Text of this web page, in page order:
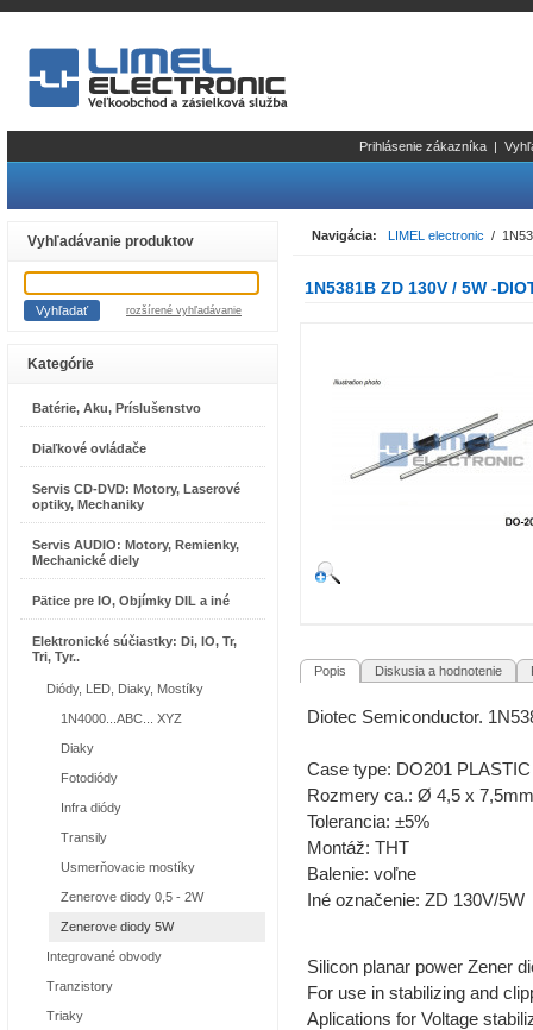
Prihlásenie zákazníka |
Vyhľadávanie produktov
rozšírené vyhľadávanie
Kategórie
Batérie, Aku, Príslušenstvo
Diaľkové ovládače
Servis CD-DVD: Motory, Laserové
optiky, Mechaniky
Servis AUDIO: Motory, Remienky,
Mechanické diely
Pätice pre IO, Objímky DIL a iné
Elektronické súčiastky: Di, IO, Tr,
Tri, Tyr..
Diódy, LED, Diaky, Mostíky
1N4000...ABC... XYZ
Diaky
Fotodiódy
Infra diódy
Transily
Usmerňovacie mostíky
Zenerove diody 0,5 - 2W
Zenerove diody 5W
Integrované obvody
Tranzistory
Triaky
Navigácia: LIMEL electronic /
1N5381B ZD 130V / 5W -
Popis Diskusia a hodnotenie
Diotec Semiconductor.
Case type: DO201
Rozmery ca.: Ø 4,5 x
Tolerancia: ±5%
Montáž: THT
Balenie: voľne
Iné označenie: ZD 130V/5W
Silicon planar power Zener
For use in stabilizing and
Aplications for Voltage